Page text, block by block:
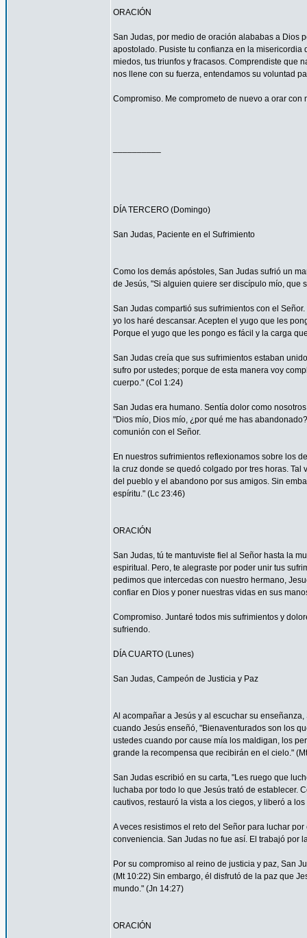
ORACIÓN
San Judas, por medio de oración alababas a Dios
apostolado. Pusiste tu confianza en la
miedos, tus triunfos y fracasos. Comprendiste que
nos llene con su fuerza, entendamos su voluntad
Compromiso. Me comprometo de nuevo a orar
DÍA TERCERO (Domingo)
San Judas, Paciente en el Sufrimiento
Como los demás apóstoles, San Judas sufrió un
de Jesús, "Si alguien quiere ser discípulo mío, que
San Judas compartió sus sufrimientos con el
yo los haré descansar. Acepten el yugo que les
Porque el yugo que les pongo es fácil y la carga
San Judas creía que sus sufrimientos estaban
sufro por ustedes; porque de esta manera voy
cuerpo." (Col 1:24)
San Judas era humano. Sentía dolor como
"Dios mío, Dios mío, ¿por qué me has
comunión con el Señor.
En nuestros sufrimientos reflexionamos sobre los
la cruz donde se quedó colgado por tres horas.
del pueblo y el abandono por sus amigos. Sin
espíritu." (Lc 23:46)
ORACIÓN
San Judas, tú te mantuviste fiel al Señor hasta la
espiritual. Pero, te alegraste por poder unir tus
pedimos que intercedas con nuestro hermano,
confiar en Dios y poner nuestras vidas en sus
Compromiso. Juntaré todos mis sufrimientos y
sufriendo.
DÍA CUARTO (Lunes)
San Judas, Campeón de Justicia y Paz
Al acompañar a Jesús y al escuchar su
cuando Jesús enseñó, "Bienaventurados son los
ustedes cuando por cause mía los maldigan, los
grande la recompensa que recibirán en el cielo."
San Judas escribió en su carta, "Les ruego que
luchaba por todo lo que Jesús trató de establecer.
cautivos, restauró la vista a los ciegos, y liberó a
A veces resistimos el reto del Señor para luchar
conveniencia. San Judas no fue así. El trabajó por
Por su compromiso al reino de justicia y paz, San
(Mt 10:22) Sin embargo, él disfrutó de la paz que
mundo." (Jn 14:27)
ORACIÓN